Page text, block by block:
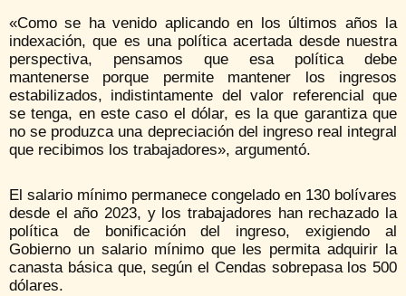
«Como se ha venido aplicando en los últimos años la
indexación, que es una política acertada desde nuestra
perspectiva, pensamos que esa política debe
mantenerse porque permite mantener los ingresos
estabilizados, indistintamente del valor referencial que
se tenga, en este caso el dólar, es la que garantiza que
no se produzca una depreciación del ingreso real integral
que recibimos los trabajadores», argumentó.
El salario mínimo permanece congelado en 130 bolívares
desde el año 2023, y los trabajadores han rechazado la
política de bonificación del ingreso, exigiendo al
Gobierno un salario mínimo que les permita adquirir la
canasta básica que, según el Cendas sobrepasa los 500
dólares.